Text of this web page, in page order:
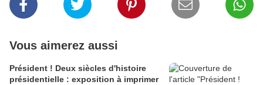
Vous aimerez aussi
Président ! Deux siècles d'histoire
présidentielle : exposition à imprimer